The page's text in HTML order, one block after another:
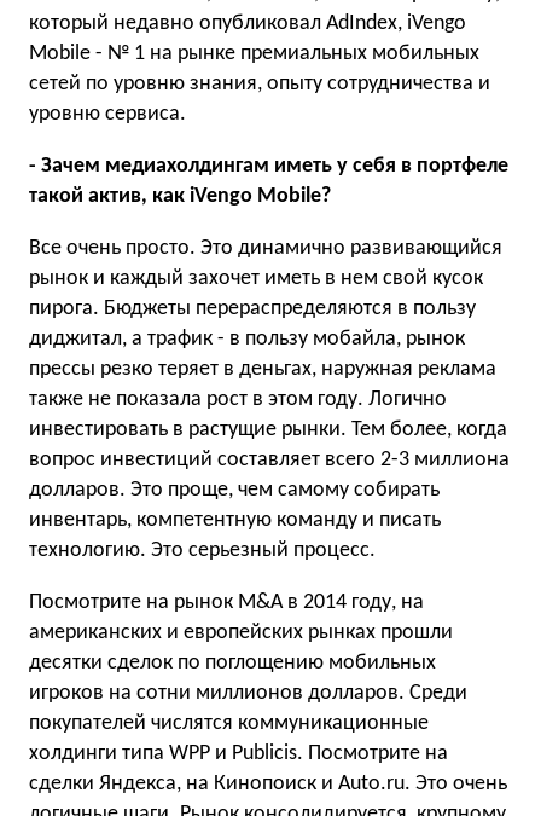
который недавно опубликовал AdIndex, iVengo
Mobile - № 1 на рынке премиальных мобильных
сетей по уровню знания, опыту сотрудничества и
уровню сервиса.
- Зачем медиахолдингам иметь у себя в портфеле
такой актив, как iVengo Mobile?
Все очень просто. Это динамично развивающийся
рынок и каждый захочет иметь в нем свой кусок
пирога. Бюджеты перераспределяются в пользу
диджитал, а трафик - в пользу мобайла, рынок
прессы резко теряет в деньгах, наружная реклама
также не показала рост в этом году. Логично
инвестировать в растущие рынки. Тем более, когда
вопрос инвестиций составляет всего 2-3 миллиона
долларов. Это проще, чем самому собирать
инвентарь, компетентную команду и писать
технологию. Это серьезный процесс.
Посмотрите на рынок M&A в 2014 году, на
американских и европейских рынках прошли
десятки сделок по поглощению мобильных
игроков на сотни миллионов долларов. Среди
покупателей числятся коммуникационные
холдинги типа WPP и Publicis. Посмотрите на
сделки Яндекса, на Кинопоиск и Auto.ru. Это очень